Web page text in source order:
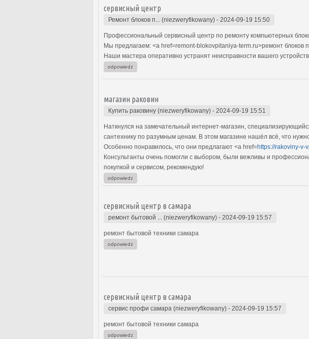
сервисный центр
Ремонт блоков п... (niezweryfikowany) - 2024-09-19 15:50
Профессиональный сервисный центр по ремонту компьютерных
Мы предлагаем: <a href=remont-blokovpitaniya-term.ru>ремонт блоков
Наши мастера оперативно устранят неисправности вашего
odpowiedz
магазин раковин
Купить раковину (niezweryfikowany) - 2024-09-19 15:51
Наткнулся на замечательный интернет-магазин,
сантехнику по разумным ценам. В этом магазине нашёл всё, что
Особенно понравилось, что они предлагают <a href=https://rakoviny-v-
Консультанты очень помогли с выбором, были вежливы и
покупкой и сервисом, рекомендую!
odpowiedz
сервисный центр в самара
ремонт бытовой ... (niezweryfikowany) - 2024-09-19 15:57
ремонт бытовой техники самара
odpowiedz
сервисный центр в самара
сервис профи самара (niezweryfikowany) - 2024-09-19 15:57
ремонт бытовой техники самара
odpowiedz